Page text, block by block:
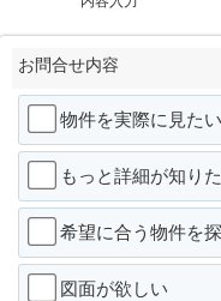
お問合せ内容
物件を実際に見たい
もっと詳細が知り
希望に合う物件を
図面が欲しい